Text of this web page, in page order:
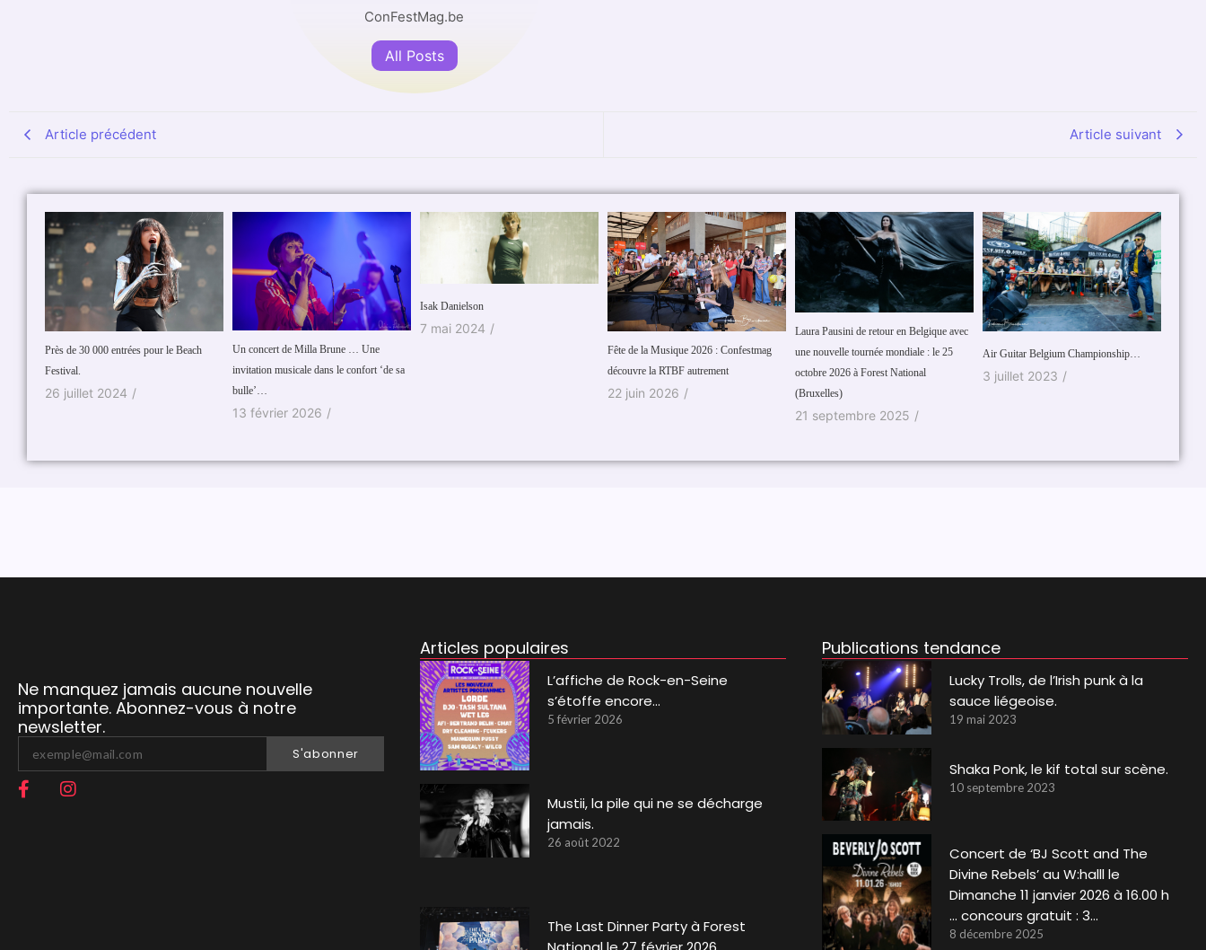
ConFestMag.be
All Posts
Article précédent Article suivant
Près de 30 000 entrées pour le Beach
Festival.
26 juillet 2024 /
Un concert de Milla Brune … Une
invitation musicale dans le confort ‘de sa
bulle’…
13 février 2026 /
Isak Danielson
7 mai 2024 /
Fête de la Musique 2026 : Confestmag
découvre la RTBF autrement
22 juin 2026 /
Laura Pausini de retour en Belgique avec
une nouvelle tournée mondiale : le 25
octobre 2026 à Forest National
(Bruxelles)
21 septembre 2025 /
Air Guitar Belgium Championship…
3 juillet 2023 /
Ne manquez jamais aucune nouvelle
importante. Abonnez-vous à notre
newsletter.
S'abonner
Articles populaires
L’affiche de Rock-en-Seine
s’étoffe encore…
5 février 2026
Mustii, la pile qui ne se décharge
jamais.
26 août 2022
The Last Dinner Party à Forest
Publications tendance
Lucky Trolls, de l’Irish punk à la
sauce liégeoise.
19 mai 2023
Shaka Ponk, le kif total sur scène.
10 septembre 2023
Concert de ‘BJ Scott and The
Divine Rebels’ au W:halll le
Dimanche 11 janvier 2026 à 16.00 h
… concours gratuit : 3…
8 décembre 2025